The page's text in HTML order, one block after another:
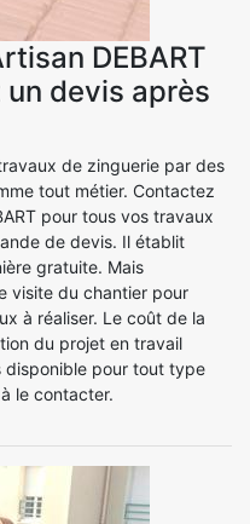
DEBART
devis après
de zinguerie par des
tout métier. Contactez
pour tous vos travaux
de devis. Il établit
gratuite. Mais
visite du chantier pour
à réaliser. Le coût de la
du projet en travail
disponible pour tout type
le contacter.